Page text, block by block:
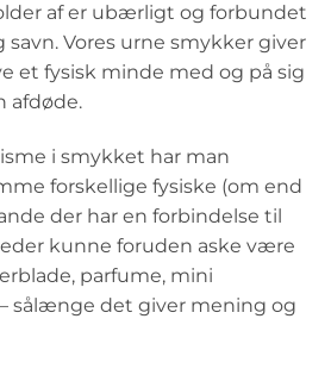
af er ubærligt og forbundet
Vores urne smykker giver
et fysisk minde med og på sig
afdøde.
i smykket har man
forskellige fysiske (om end
der har en forbindelse til
kunne foruden aske være
parfume, mini
sålænge det giver mening og